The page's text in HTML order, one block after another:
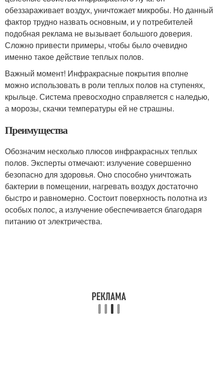
обеззараживает воздух, уничтожает микробы. Но данный
фактор трудно назвать основным, и у потребителей
подобная реклама не вызывает большого доверия.
Сложно привести примеры, чтобы было очевидно
именно такое действие теплых полов.
Важный момент! Инфракрасные покрытия вполне
можно использовать в роли теплых полов на ступенях,
крыльце. Система превосходно справляется с наледью,
а морозы, скачки температуры ей не страшны.
Преимущества
Обозначим несколько плюсов инфракрасных теплых
полов. Эксперты отмечают: излучение совершенно
безопасно для здоровья. Оно способно уничтожать
бактерии в помещении, нагревать воздух достаточно
быстро и равномерно. Состоит поверхность полотна из
особых полос, а излучение обеспечивается благодаря
питанию от электричества.